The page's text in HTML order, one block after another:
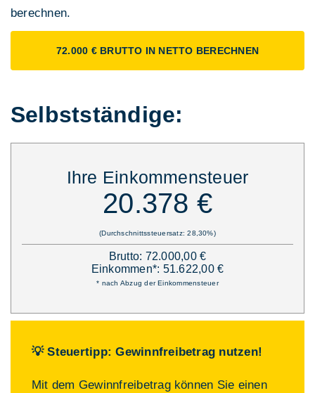
berechnen.
72.000 € BRUTTO IN NETTO BERECHNEN
Selbstständige:
Ihre Einkommensteuer
20.378 €
(Durchschnittssteuersatz: 28,30%)
Brutto: 72.000,00 €
Einkommen*: 51.622,00 €
* nach Abzug der Einkommensteuer
💡 Steuertipp: Gewinnfreibetrag nutzen!
Mit dem Gewinnfreibetrag können Sie einen